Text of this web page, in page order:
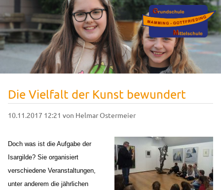
Die Vielfalt der Kunst bewundert
10.11.2017 12:21 von Helmar Ostermeier
Doch was ist die Aufgabe der
Isargilde? Sie organisiert
verschiedene Veranstaltungen,
unter anderem die jährlichen